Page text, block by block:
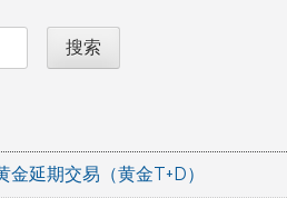
搜索
延期交易（黄金T+D）